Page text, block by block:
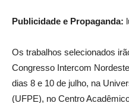
Publicidade e Propaganda:
Os trabalhos selecionados
Congresso Intercom
dias 8 e 10 de julho, na
(UFPE), no Centro